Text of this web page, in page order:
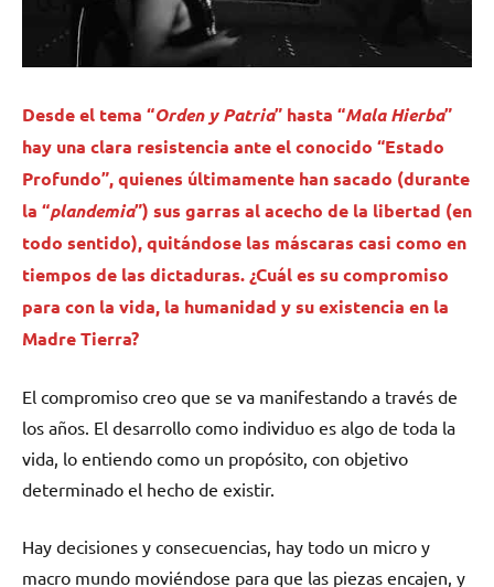
Desde el tema “Orden y Patria” hasta “Mala Hierba”
hay una clara resistencia ante el conocido “Estado
Profundo”, quienes últimamente han sacado (durante
la “plandemia”) sus garras al acecho de la libertad (en
todo sentido), quitándose las máscaras casi como en
tiempos de las dictaduras. ¿Cuál es su compromiso
para con la vida, la humanidad y su existencia en la
Madre Tierra?
El compromiso creo que se va manifestando a través de
los años. El desarrollo como individuo es algo de toda la
vida, lo entiendo como un propósito, con objetivo
determinado el hecho de existir.
Hay decisiones y consecuencias, hay todo un micro y
macro mundo moviéndose para que las piezas encajen, y